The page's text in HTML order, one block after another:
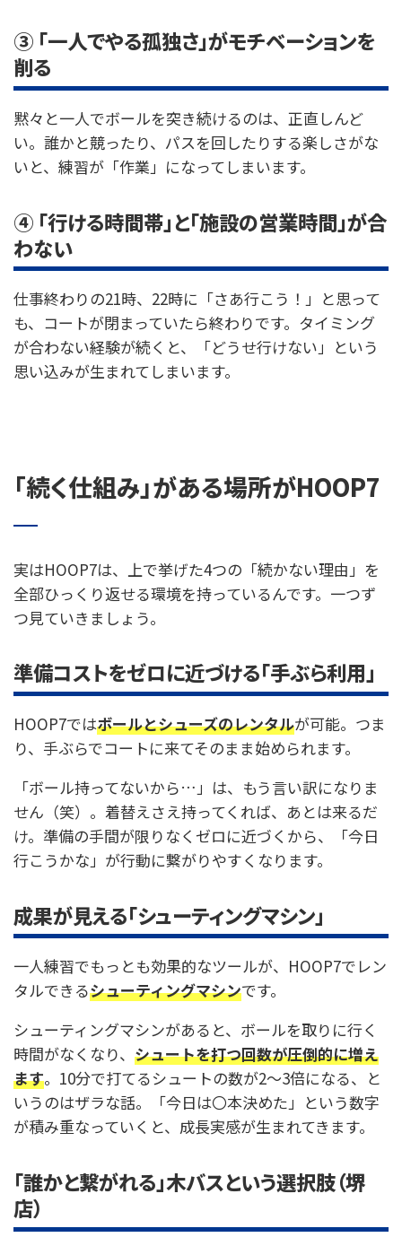
③ 「一人でやる孤独さ」がモチベーションを
削る
黙々と一人でボールを突き続けるのは、正直しんど
い。誰かと競ったり、パスを回したりする楽しさがな
いと、練習が「作業」になってしまいます。
④ 「行ける時間帯」と「施設の営業時間」が合
わない
仕事終わりの21時、22時に「さあ行こう！」と思って
も、コートが閉まっていたら終わりです。タイミング
が合わない経験が続くと、「どうせ行けない」という
思い込みが生まれてしまいます。
「続く仕組み」がある場所がHOOP7
実はHOOP7は、上で挙げた4つの「続かない理由」を
全部ひっくり返せる環境を持っているんです。一つず
つ見ていきましょう。
準備コストをゼロに近づける「手ぶら利用」
HOOP7ではボールとシューズのレンタルが可能。つま
り、手ぶらでコートに来てそのまま始められます。
「ボール持ってないから…」は、もう言い訳になりま
せん（笑）。着替えさえ持ってくれば、あとは来るだ
け。準備の手間が限りなくゼロに近づくから、「今日
行こうかな」が行動に繋がりやすくなります。
成果が見える「シューティングマシン」
一人練習でもっとも効果的なツールが、HOOP7でレン
タルできるシューティングマシンです。
シューティングマシンがあると、ボールを取りに行く
時間がなくなり、 シュートを打つ回数が圧倒的に増え
ます。10分で打てるシュートの数が2〜3倍になる、と
いうのはザラな話。「今日は〇本決めた」という数字
が積み重なっていくと、成長実感が生まれてきます。
「誰かと繋がれる」木バスという選択肢（堺
店）